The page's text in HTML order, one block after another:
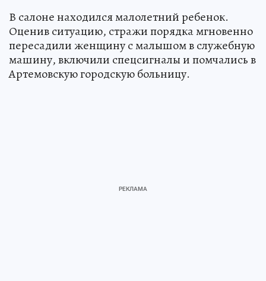
В салоне находился малолетний ребенок.
Оценив ситуацию, стражи порядка мгновенно
пересадили женщину с малышом в служебную
машину, включили спецсигналы и помчались в
Артемовскую городскую больницу.